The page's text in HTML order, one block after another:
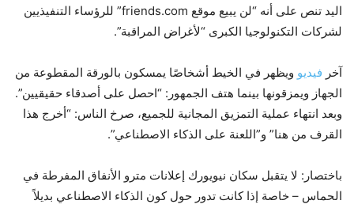
اليد تنص على أنه “لن يبيع موقع friends.com” للرؤساء التنفيذيين
لشركات التكنولوجيا الكبرى “لأغراض المراقبة”.
آخر فيديو ويظهر في الخيط أشخاصًا يمسكون بالورقة المقطوعة من
الجهاز ويمزقونها بينما هتف الجمهور: “احصل على أصدقاء حقيقيين”.
وبعد انتهاء عملية التمزيق المجانية للجميع، صرخ الناس: “أخرج هذا
القرف من هنا” و”اللعنة على الذكاء الاصطناعي”.
باختصار: لا يتقبل سكان نيويورك إعلانات مترو الأنفاق المفرطة في
الحماس – خاصة إذا كانت تدور حول كون الذكاء الاصطناعي بديلاً